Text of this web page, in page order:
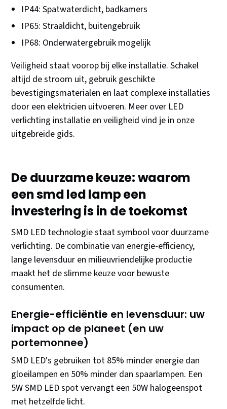
IP44: Spatwaterdicht, badkamers
IP65: Straaldicht, buitengebruik
IP68: Onderwatergebruik mogelijk
Veiligheid staat voorop bij elke installatie. Schakel
altijd de stroom uit, gebruik geschikte
bevestigingsmaterialen en laat complexe installaties
door een elektricien uitvoeren. Meer over LED
verlichting installatie en veiligheid vind je in onze
uitgebreide gids.
De duurzame keuze: waarom
een smd led lamp een
investering is in de toekomst
SMD LED technologie staat symbool voor duurzame
verlichting. De combinatie van energie-efficiency,
lange levensduur en milieuvriendelijke productie
maakt het de slimme keuze voor bewuste
consumenten.
Energie-efficiëntie en levensduur: uw
impact op de planeet (en uw
portemonnee)
SMD LED's gebruiken tot 85% minder energie dan
gloeilampen en 50% minder dan spaarlampen. Een
5W SMD LED spot vervangt een 50W halogeenspot
met hetzelfde licht.